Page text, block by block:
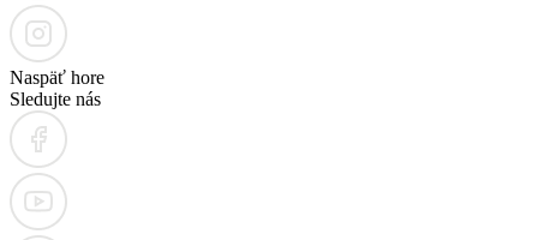
Naspäť hore
Sledujte nás